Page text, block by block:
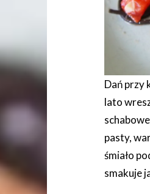
Dań przy
lato
pasty,
śmiało
smakuje